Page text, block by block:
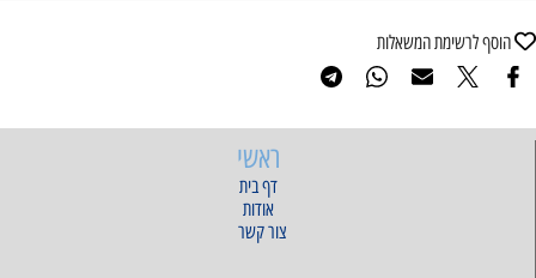
הוסף לרשימת המשאלות
ראשי
דף בית
אודות
צור קשר